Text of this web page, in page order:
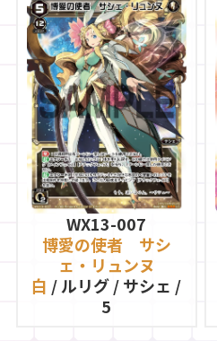
WX13-007
博愛の使者 サシ
ェ・リュンヌ
白 / ルリグ / サシェ /
5